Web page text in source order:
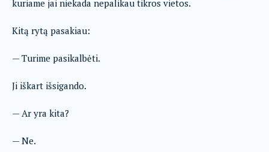
kuriame jai niekada nepalikau tikros vietos.
Kitą rytą pasakiau:
— Turime pasikalbėti.
Ji iškart išsigando.
— Ar yra kita?
— Ne.